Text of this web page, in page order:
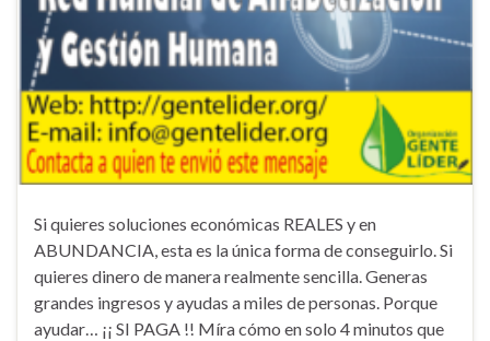
Si quieres soluciones económicas REALES y en
ABUNDANCIA, esta es la única forma de conseguirlo. Si
quieres dinero de manera realmente sencilla. Generas
grandes ingresos y ayudas a miles de personas. Porque
ayudar… ¡¡ SI PAGA !! Míra cómo en solo 4 minutos que